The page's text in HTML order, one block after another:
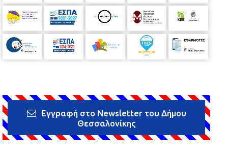
Εγγραφή στο Newsletter του Δήμου
Θεσσαλονίκης